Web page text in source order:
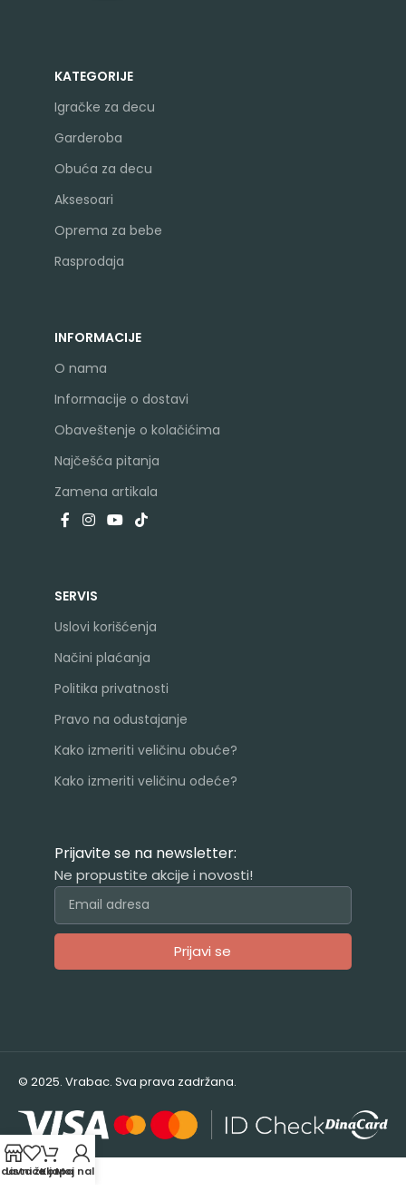
KATEGORIJE
Igračke za decu
Garderoba
Obuća za decu
Aksesoari
Oprema za bebe
Rasprodaja
INFORMACIJE
O nama
Informacije o dostavi
Obaveštenje o kolačićima
Najčešća pitanja
Zamena artikala
SERVIS
Uslovi korišćenja
Načini plaćanja
Politika privatnosti
Pravo na odustajanje
Kako izmeriti veličinu obuće?
Kako izmeriti veličinu odeće?
Prijavite se na newsletter:
Ne propustite akcije i novosti!
Prijavi se
© 2025. Vrabac. Sva prava zadržana.
Lista željaKorpaMoj nalog